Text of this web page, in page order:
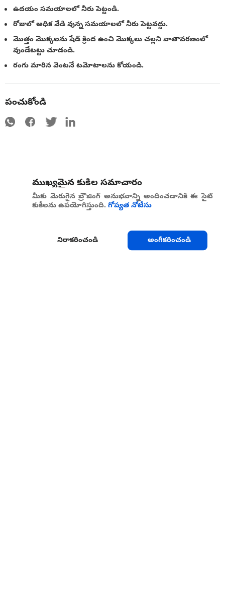
ఉదయం సమయాలలో నీరు పెట్టండి.
రోజులో అధిక వేడి వున్న సమయాలలో నీరు పెట్టవద్దు.
మొత్తం మొక్కలను షేడ్ క్రింద ఉంచి మొక్కలు చల్లని వాతావరణంలో
వుండేటట్టు చూడండి.
రంగు మారిన వెంటనే టమోటాలను కోయండి.
పంచుకోండి
ముఖ్యమైన కుకీల సమాచారం
మీకు మెరుగైన బ్రౌజింగ్ అనుభవాన్ని అందించడానికి ఈ సైట్
కుకీలను ఉపయోగిస్తుంది. గోప్యత నోటీసు
నిరాకరించండి అంగీకరించండి